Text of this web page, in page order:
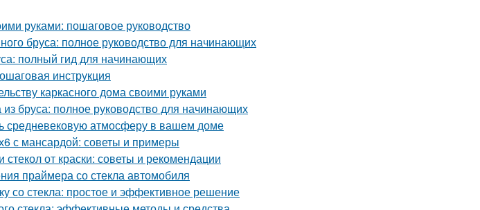
руками: пошаговое руководство
бруса: полное руководство для начинающих
полный гид для начинающих
инструкция
каркасного дома своими руками
бруса: полное руководство для начинающих
средневековую атмосферу в вашем доме
с мансардой: советы и примеры
от краски: советы и рекомендации
праймера со стекла автомобиля
со стекла: простое и эффективное решение